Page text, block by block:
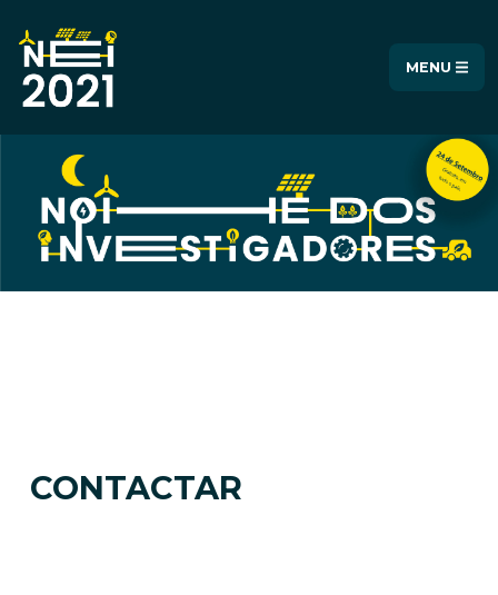
MENU
CONTACTAR